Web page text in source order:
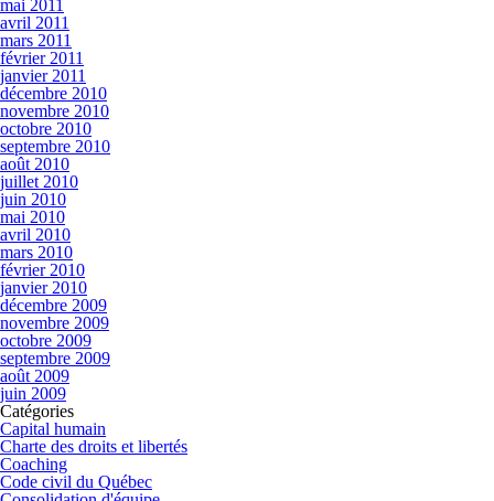
mai 2011
avril 2011
mars 2011
février 2011
janvier 2011
décembre 2010
novembre 2010
octobre 2010
septembre 2010
août 2010
juillet 2010
juin 2010
mai 2010
avril 2010
mars 2010
février 2010
janvier 2010
décembre 2009
novembre 2009
octobre 2009
septembre 2009
août 2009
juin 2009
Catégories
Capital humain
Charte des droits et libertés
Coaching
Code civil du Québec